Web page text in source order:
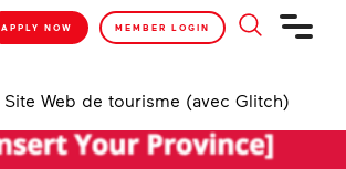
APPLY NOW MEMBER LOGIN
Site Web de tourisme (avec Glitch)